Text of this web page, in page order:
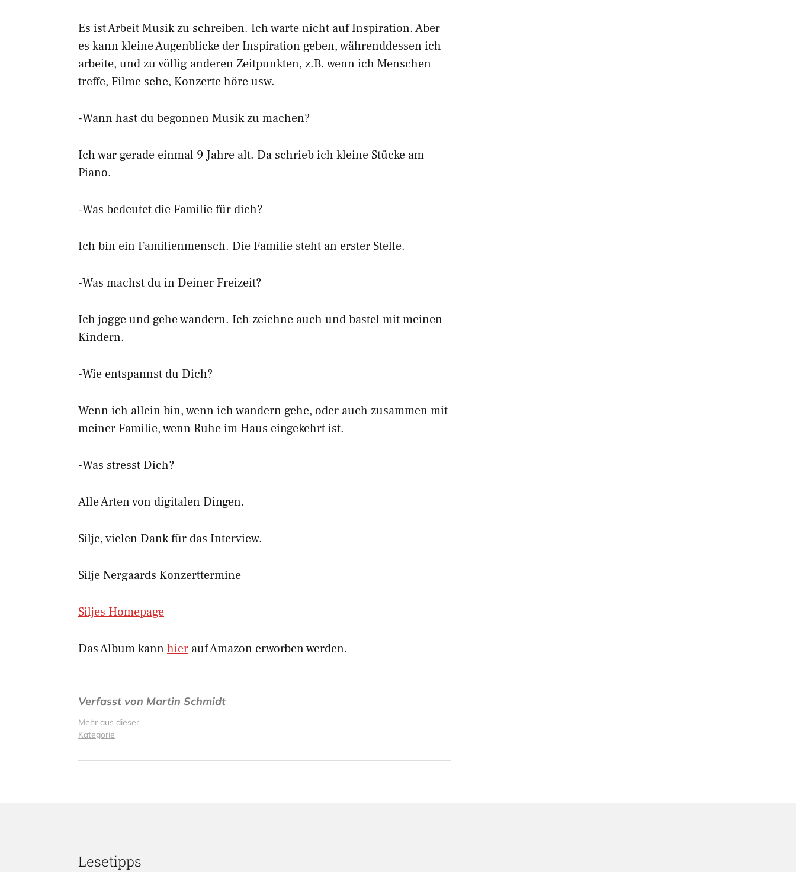
Es ist Arbeit Musik zu schreiben. Ich warte nicht auf Inspiration. Aber
es kann kleine Augenblicke der Inspiration geben, währenddessen ich
arbeite, und zu völlig anderen Zeitpunkten, z.B. wenn ich Menschen
treffe, Filme sehe, Konzerte höre usw.
-Wann hast du begonnen Musik zu machen?
Ich war gerade einmal 9 Jahre alt. Da schrieb ich kleine Stücke am
Piano.
-Was bedeutet die Familie für dich?
Ich bin ein Familienmensch. Die Familie steht an erster Stelle.
-Was machst du in Deiner Freizeit?
Ich jogge und gehe wandern. Ich zeichne auch und bastel mit meinen
Kindern.
-Wie entspannst du Dich?
Wenn ich allein bin, wenn ich wandern gehe, oder auch zusammen mit
meiner Familie, wenn Ruhe im Haus eingekehrt ist.
-Was stresst Dich?
Alle Arten von digitalen Dingen.
Silje, vielen Dank für das Interview.
Silje Nergaards Konzerttermine
Siljes Homepage
Das Album kann hier auf Amazon erworben werden.
Verfasst von Martin Schmidt
Mehr aus dieser
Kategorie
Lesetipps